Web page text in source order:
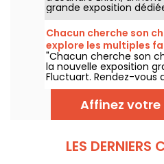
grande exposition
Europe ! Rendez-vous
septembre 2026 pour
singulier de Leandro
installations qui
notre perception dans
Chacun cherche son
explore les multiples
Fluctuart - nos photos
"Chacun cherche son
la nouvelle exposition
Fluctuart. Rendez-vous
2026 pour admirer les
d'artistes issus de l’art
l'occasion, Madame,
Wenna explorent les
Affinez
LES DERNIERS